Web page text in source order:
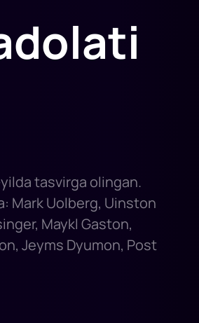
tasvirga olingan.
Mark Uolberg, Uinston
Maykl Gaston,
Jeyms Dyumon, Post